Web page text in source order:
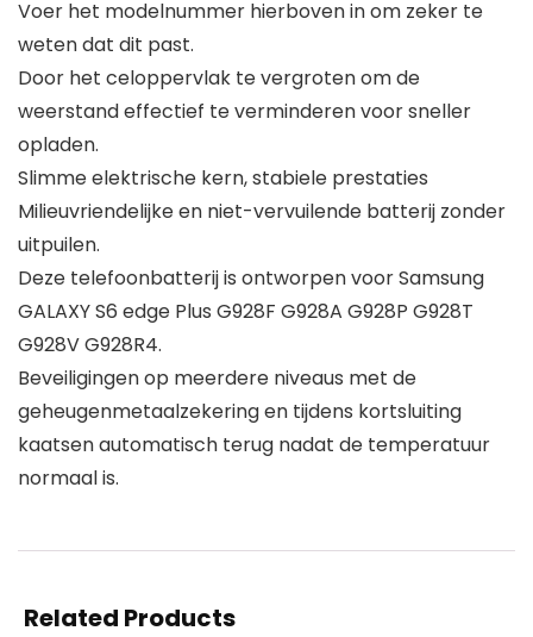
Voer het modelnummer hierboven in om zeker te
weten dat dit past.
Door het celoppervlak te vergroten om de
weerstand effectief te verminderen voor sneller
opladen.
Slimme elektrische kern, stabiele prestaties
Milieuvriendelijke en niet-vervuilende batterij zonder
uitpuilen.
Deze telefoonbatterij is ontworpen voor Samsung
GALAXY S6 edge Plus G928F G928A G928P G928T
G928V G928R4.
Beveiligingen op meerdere niveaus met de
geheugenmetaalzekering en tijdens kortsluiting
kaatsen automatisch terug nadat de temperatuur
normaal is.
Related Products